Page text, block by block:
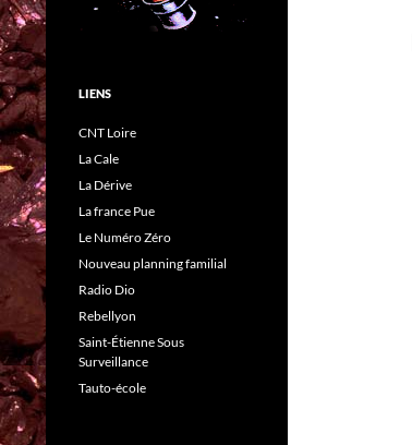
LIENS
CNT Loire
La Cale
La Dérive
La france Pue
Le Numéro Zéro
Nouveau planning familial
Radio Dio
Rebellyon
Saint-Étienne Sous
Surveillance
Tauto-école